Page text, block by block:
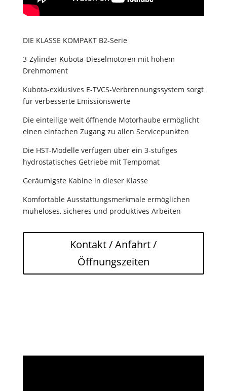
DIE KLASSE KOMPAKT B2-Serie
3-Zylinder Kubota-Dieselmotoren mit hohem
Drehmoment
Kubota-exklusives E-TVCS-Verbrennungssystem sorgt
für verbesserte Emissionswerte
Die einteilige weit öffnende Motorhaube ermöglicht
einen einfachen Zugang zu allen Servicepunkten
Die HST-Modelle verfügen über ein 3-stufiges
hydrostatisches Getriebe mit Tempomat
Geräumigste Kabine in dieser Klasse
Komfortable Ausstattungsmerkmale ermöglichen
müheloses, sicheres und produktives Arbeiten
Kontakt / Anfahrt /
Öffnungszeiten